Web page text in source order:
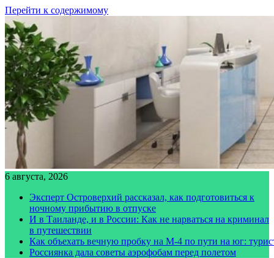
Перейти к содержимому
6 августа, 2026
Эксперт Островерхий рассказал, как подготовиться к
ночному прибытию в отпуске
И в Таиланде, и в России: Как не нарваться на криминал
в путешествии
Как объехать вечную пробку на М-4 по пути на юг:
Россиянка дала советы аэрофобам перед полетом